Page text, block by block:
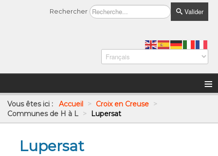
Rechercher Valider
≡
Vous êtes ici : Accueil > Croix en Creuse >
Communes de H à L > Lupersat
Lupersat